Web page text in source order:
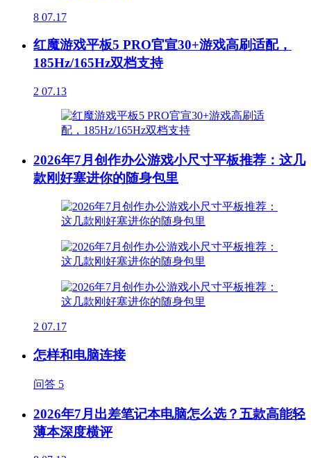
8 07.17
红魔游戏平板5 PRO官宣30+游戏高刷适配，
185Hz/165Hz双档支持
2 07.13
2026年7月创作办公游戏小尺寸平板推荐：这几
款刚好塞进你的随身包里
2 07.17
怎样和电脑连接
问答 5
2026年7月出差笔记本电脑怎么选？五款高能轻
薄本深度横评